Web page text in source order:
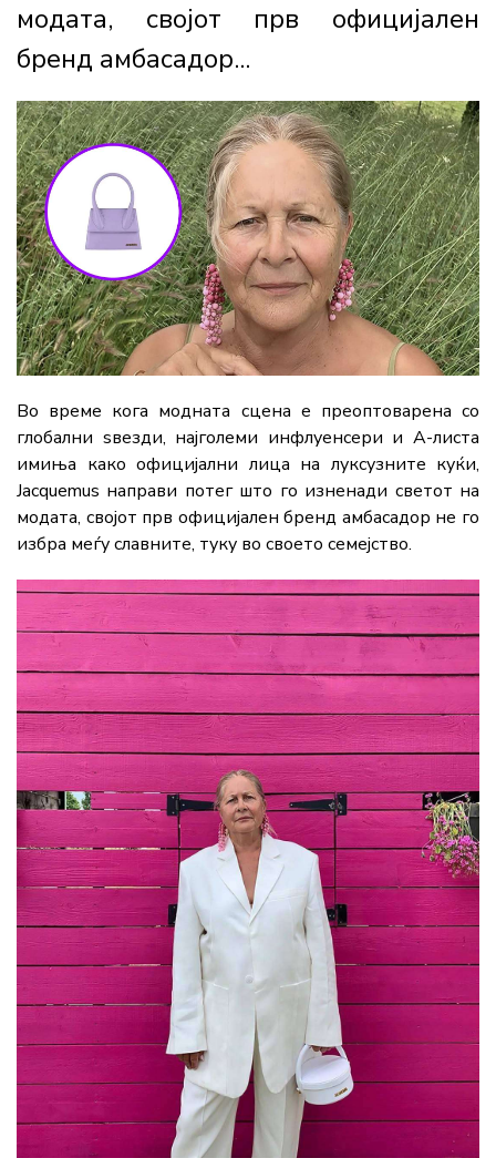
модата, својот прв официјален
бренд амбасадор...
Во време кога модната сцена е преоптоварена со
глобални ѕвезди, најголеми инфлуенсери и A-листа
имиња како официјални лица на луксузните куќи,
Jacquemus направи потег што го изненади светот на
модата, својот прв официјален бренд амбасадор не го
избра меѓу славните, туку во своето семејство.